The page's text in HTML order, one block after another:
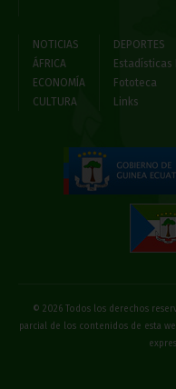
NOTICIAS
ÁFRICA
ECONOMÍA
CULTURA
DEPORTES
Estadísticas
Fototeca
Links
© 2026 Todos los derechos
parcial de los contenidos de esta